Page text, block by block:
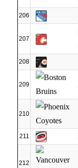
206
207
208
209
210
211
212